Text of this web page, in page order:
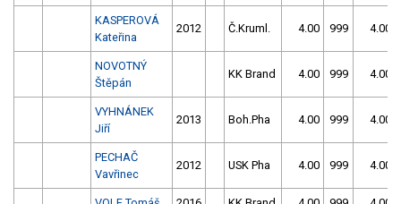
KASPEROVÁ
Kateřina
2012 Č.Kruml. 4.00 999 4.00
NOVOTNÝ
Štěpán
KK Brand 4.00 999 4.00
VYHNÁNEK
Jiří
2013 Boh.Pha 4.00 999 4.00
PECHAČ
Vavřinec
2012 USK Pha 4.00 999 4.00